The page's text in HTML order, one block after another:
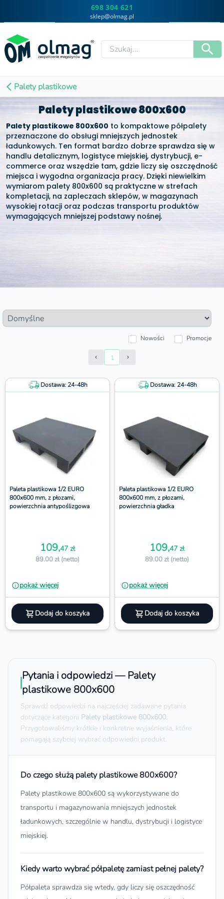
698 304 621
sklep@olmag.pl
Palety plastikowe
Palety plastikowe 800x600
Palety plastikowe 800x600 to kompaktowe półpalety
przeznaczone do obsługi mniejszych jednostek
ładunkowych. Ten format bardzo dobrze sprawdza się w
handlu detalicznym, logistyce miejskiej, dystrybucji, e-
commerce oraz wszędzie tam, gdzie liczy się oszczędność
miejsca i wygodna organizacja pracy. Dzięki niewielkim
wymiarom palety 800x600 są praktyczne w strefach
kompletacji, na zapleczach sklepów, w magazynach
wysokiej rotacji oraz podczas transportu produktów
wymagających mniejszej podstawy nośnej.
Nowości Promocje
Prev Page
1 Next Page
Dostawa: 24-48h
Paleta plastikowa 1/2 EURO
800x600 mm, z płozami,
powierzchnia antypoślizgowa
109,47 zł
89.00 zł (netto)
pokaż więcej
Dodaj do koszyka
Dostawa: 24-48h
Paleta plastikowa 1/2 EURO
800x600 mm, z płozami,
powierzchnia gładka
109,47 zł
89.00 zł (netto)
pokaż więcej
Dodaj do koszyka
Pytania i odpowiedzi — Palety
plastikowe 800x600
Sprawdź odpowiedzi na najczęściej zadawane pytania
dotyczące kategorii Palety plastikowe 800x600.
Przygotowaliśmy krótkie i konkretne wyjaśnienia, które
pomagają szybciej wybrać odpowiedni produkt.
Do czego służą palety plastikowe 800x600?
Palety plastikowe 800x600 są wykorzystywane do
transportu i magazynowania mniejszych jednostek
ładunkowych, szczególnie w handlu, dystrybucji i logistyce
miejskiej.
Kiedy warto wybrać półpaletę zamiast pełnej palety?
Półpaleta sprawdza się wtedy, gdy liczy się oszczędność